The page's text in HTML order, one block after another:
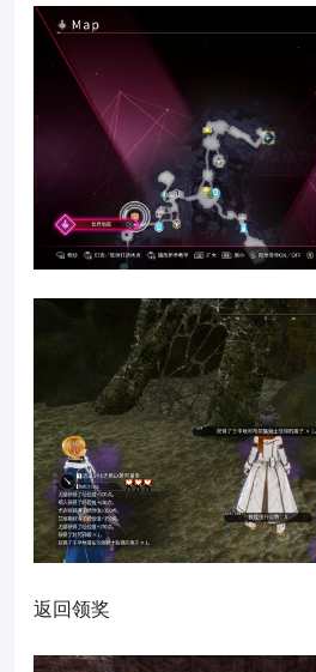
返回领奖